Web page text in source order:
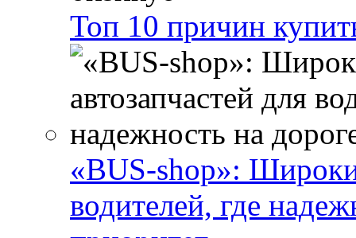
Топ 10 причин
«BUS-shop»:
водителей, где